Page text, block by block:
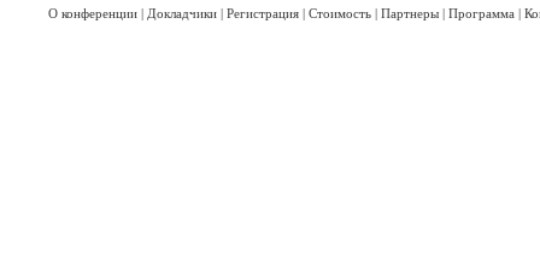
О конференции | Докладчики | Регистрация | Стоимость | Партнеры | Программа |